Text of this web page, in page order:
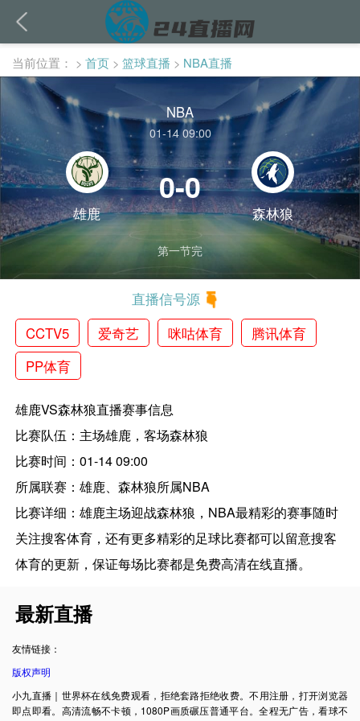
当前位置： > 首页 > 篮球直播 > NBA直播
NBA
01-14 09:00
雄鹿
0-0
森林狼
第一节完
直播信号源
CCTV5
爱奇艺 咪咕体育
腾讯体育
PP体育
雄鹿VS森林狼直播赛事信息
比赛队伍：主场雄鹿，客场森林狼
比赛时间：01-14 09:00
所属联赛：雄鹿、森林狼所属NBA
比赛详细：雄鹿主场迎战森林狼，NBA最精彩的赛事随时
关注搜客体育，还有更多精彩的足球比赛都可以留意搜客
体育的更新，保证每场比赛都是免费高清在线直播。
最新直播
友情链接：
版权声明
小九直播｜世界杯在线免费观看，拒绝套路拒绝收费。不用注册，打开浏览器
即点即看。高清流畅不卡顿，1080P画质碾压普通平台。全程无广告，看球不